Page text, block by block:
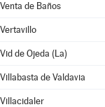
Venta de Baños
Vertavillo
Vid de Ojeda (La)
Villabasta de Valdavia
Villacidaler